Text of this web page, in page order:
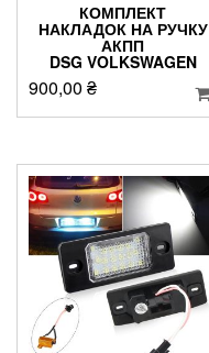
КОМПЛЕКТ
НАКЛАДОК НА РУЧКУ
АКПП
DSG VOLKSWAGEN
900,00 ₴